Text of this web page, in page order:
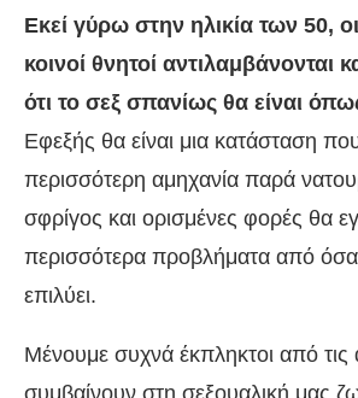
Εκεί γύρω στην ηλικία των 50,
κοινοί θνητοί αντιλαμβάνονται
ότι το σεξ σπανίως θα είναι
Εφεξής θα είναι μια κατάσταση
περισσότερη αμηχανία παρά
σφρίγος και ορισμένες φορές θα
περισσότερα προβλήματα από όσα
επιλύει.
Μένουμε συχνά έκπληκτοι από τις
συμβαίνουν στη σεξουαλική μας